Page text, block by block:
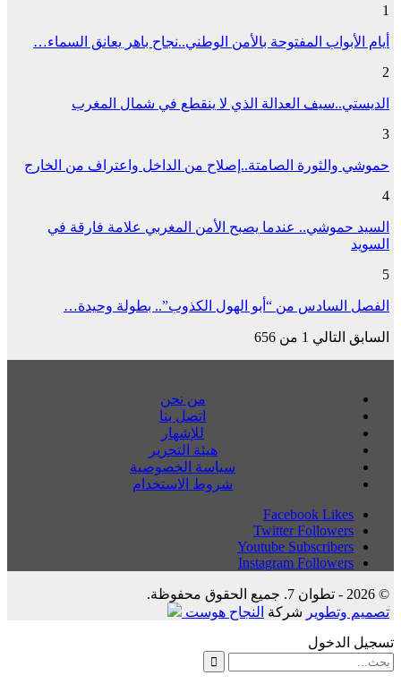
أيام الأبواب المفتوحة بالأمن الوطني..نجاح باهر يعانق السماء…
الديستي..سيف العدالة الذي لا ينقطع في شمال المغرب
3
حموشي والثورة الصامتة..إصلاح من الداخل واعتراف من الخارج
4
السيد حموشي.. عندما يصبح الأمن المغربي علامة فارقة في
السويد
5
الفصل السادس من “أبو الهول الكذوب”.. بطولة وحيدة…
السابقالتالي 1 من 656
من نحن
اتصل بنا
للإشهار
هيئة التحرير
سياسة الخصوصية
شروط الاستخدام
Facebook Likes
Twitter Followers
Youtube Subscribers
Instagram Followers
© 2026 - تطوان 7. جميع الحقوق محفوظة.
تصميم وتطويرشركةالنجاح هوست
تسجيل الدخول